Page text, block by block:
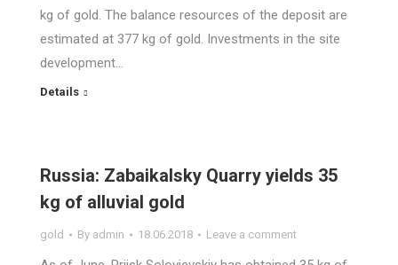
kg of gold. The balance resources of the deposit are
estimated at 377 kg of gold. Investments in the site
development…
Details
Russia: Zabaikalsky Quarry yields 35
kg of alluvial gold
gold By admin 18.06.2018 Leave a comment